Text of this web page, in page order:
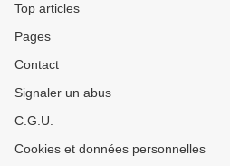
Top articles
Pages
Contact
Signaler un abus
C.G.U.
Cookies et données personnelles